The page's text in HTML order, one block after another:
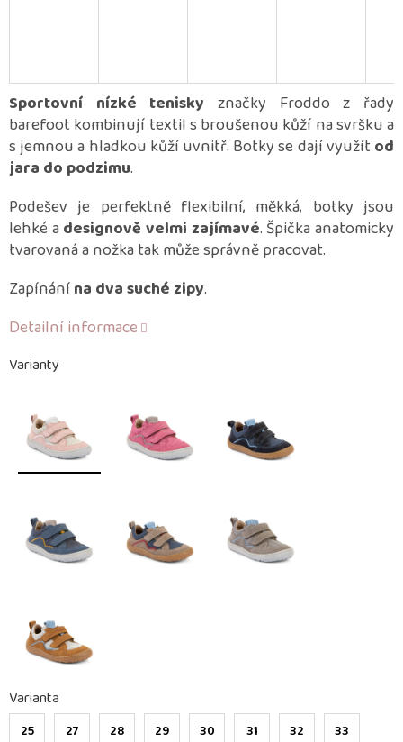
Varianty
Varianta
25 27 28 29 30 31 32 33
Sportovní nízké tenisky značky Froddo z řady
barefoot kombinují textil s broušenou kůží na svršku a
s jemnou a hladkou kůží uvnitř. Botky se dají využít od
jara do podzimu.
Podešev je perfektně flexibilní, měkká, botky jsou
lehké adesignově velmi zajímavé. Špička anatomicky
tvarovaná a nožka tak může správně pracovat.
Zapínánína dva suché zipy.
Detailní informace